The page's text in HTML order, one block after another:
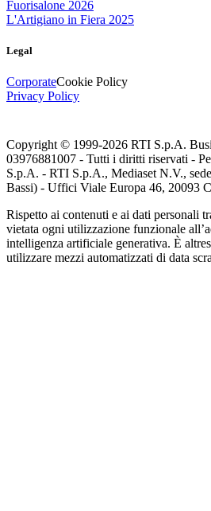
Fuorisalone 2026
L'Artigiano in Fiera 2025
Legal
CorporateCookie Policy
Privacy Policy
Copyright © 1999-2026 RTI S.p.A.
03976881007 - Tutti i diritti riservati -
S.p.A. - RTI S.p.A., Mediaset N.V.,
Bassi) - Uffici Viale Europa 46, 20093
Rispetto ai contenuti e ai dati personali
vietata ogni utilizzazione funzionale
intelligenza artificiale generativa. È
utilizzare mezzi automatizzati di data